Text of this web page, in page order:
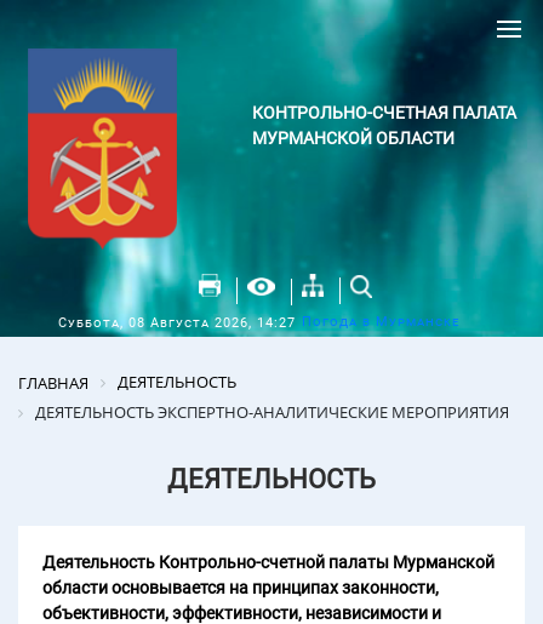
КОНТРОЛЬНО-СЧЕТНАЯ ПАЛАТА
МУРМАНСКОЙ ОБЛАСТИ
Суббота, 08 Августа 2026, 14:27 Погода в Мурманске
ГЛАВНАЯ
ДЕЯТЕЛЬНОСТЬ
ДЕЯТЕЛЬНОСТЬ ЭКСПЕРТНО-АНАЛИТИЧЕСКИЕ МЕРОПРИЯТИЯ
ДЕЯТЕЛЬНОСТЬ
Деятельность Контрольно-счетной палаты Мурманской
области основывается на принципах законности,
объективности, эффективности, независимости и